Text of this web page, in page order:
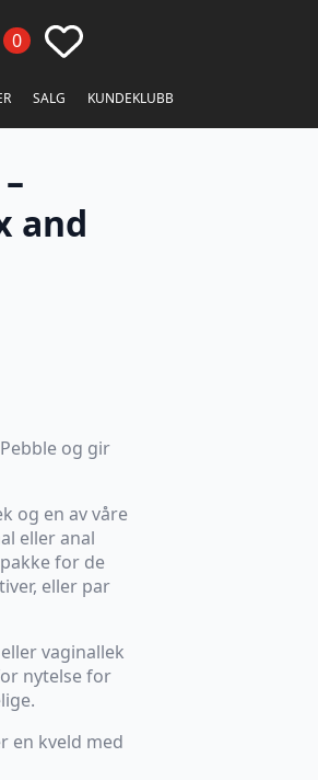
0
SALG KUNDEKLUBB
and
og gir
og en av våre
eller anal
for de
eller par
vaginallek
nytelse for
en kveld med